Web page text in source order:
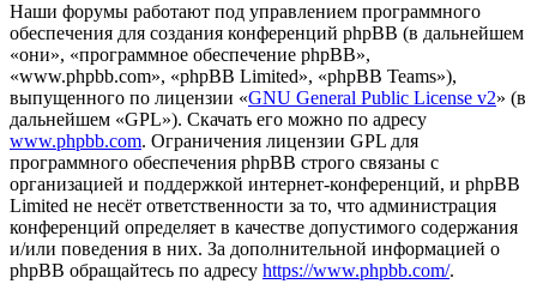
Наши форумы работают под управлением программного
обеспечения для создания конференций phpBB (в дальнейшем
«они», «программное обеспечение phpBB»,
«www.phpbb.com», «phpBB Limited», «phpBB Teams»),
выпущенного по лицензии «GNU General Public License v2» (в
дальнейшем «GPL»). Скачать его можно по адресу
www.phpbb.com. Ограничения лицензии GPL для
программного обеспечения phpBB строго связаны с
организацией и поддержкой интернет-конференций, и phpBB
Limited не несёт ответственности за то, что администрация
конференций определяет в качестве допустимого содержания
и/или поведения в них. За дополнительной информацией о
phpBB обращайтесь по адресу https://www.phpbb.com/.